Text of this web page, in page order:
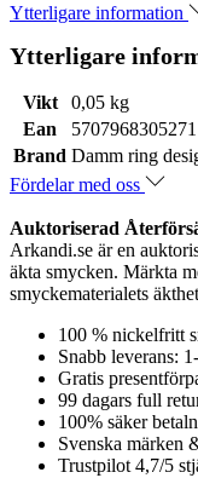
Ytterligare information
Ytterligare
Vikt
0,05 kg
Ean
5707968305271
Brand Damm ring
Fördelar med oss
Auktoriserad
Arkandi.se är en
äkta smycken. Märkta
smyckematerialets
100 % nickelfritt
Snabb leverans:
Gratis
99 dagars full
100% säker
Svenska märken
Trustpilot 4,7/5